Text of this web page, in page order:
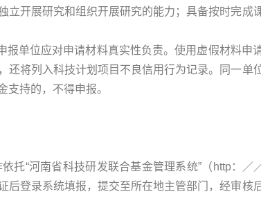
开展研究和组织开展研究的能力；具备按时完成
报单位应对申请材料真实性负责。使用虚假材料申
将列入科技计划项目不良信用行为记录。同一单
支持的，不得申报。
托“河南省科技研发联合基金管理系统”（http：／
后登录系统填报，提交至所在地主管部门，经审核